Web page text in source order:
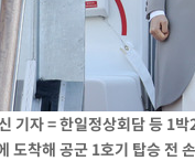
외에서 미니버스 폭발.. 14명
울 낮 39도 '폭염중대경보'
국 목표물들"과 대치로 남부
수입 규제…파생제품 15%
산 금지 행정명령 서명
기자 = 한일정상회담 등 1
도착해 공군 1호기 탑승 전